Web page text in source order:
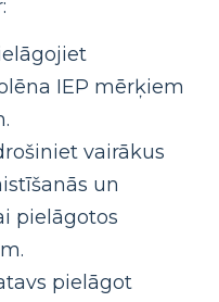
IEP mērķiem
vairākus
un
pielāgotos
pielāgot